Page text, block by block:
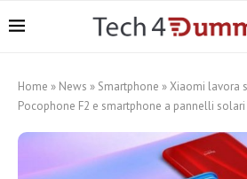
Home » News » Smartphone »Xiaomi lavora
Pocophone F2 e smartphone a pannelli solari